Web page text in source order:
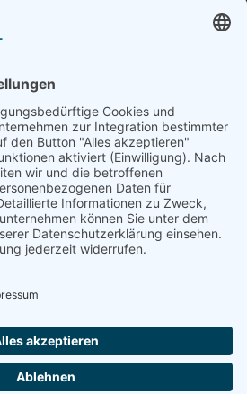
von über
für Ihren Erfolg. Wir
und erstellen ihnen ein
UNS
stade.de
Impressum